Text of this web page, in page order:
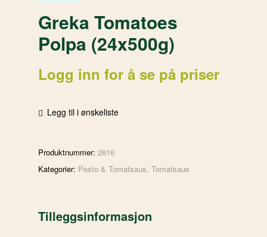
Greka Tomatoes
Polpa (24x500g)
Logg inn for å se på priser
Legg til i ønskeliste
Produktnummer: 2616
Kategorier: Pesto & Tomatsaus, Tomatsaus
Tilleggsinformasjon